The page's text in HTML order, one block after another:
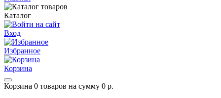
Каталог
Вход
Избранное
Корзина
Корзина 0 товаров на сумму 0 р.